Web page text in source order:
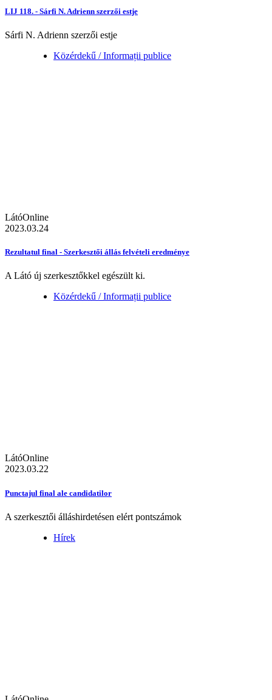
LIJ 118. - Sárfi N. Adrienn szerzői estje
Sárfi N. Adrienn szerzői estje
Közérdekű / Informații publice
LátóOnline
2023.03.24
Rezultatul final - Szerkesztői állás felvételi eredménye
A Látó új szerkesztőkkel egészült ki.
Közérdekű / Informații publice
LátóOnline
2023.03.22
Punctajul final ale candidatilor
A szerkesztői álláshirdetésen elért pontszámok
Hírek